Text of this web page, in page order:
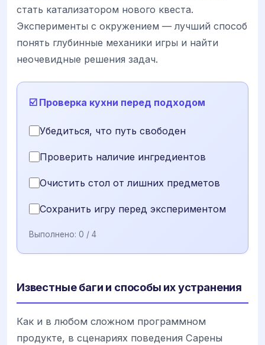
стать катализатором нового квеста.
Эксперименты с окружением — лучший способ
понять глубинные механики игры и найти
неочевидные решения задач.
☑️ Проверка кухни перед подходом
Убедиться, что путь свободен
Проверить наличие ингредиентов
Очистить стол от лишних предметов
Сохранить игру перед экспериментом
Выполнено: 0 / 4
Известные баги и способы их устранения
Как и в любом сложном программном
продукте, в сценариях поведения Сарены